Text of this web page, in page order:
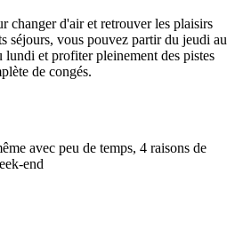
changer d'air et retrouver les plaisirs
séjours, vous pouvez partir du jeudi au
et profiter pleinement des pistes
de congés.